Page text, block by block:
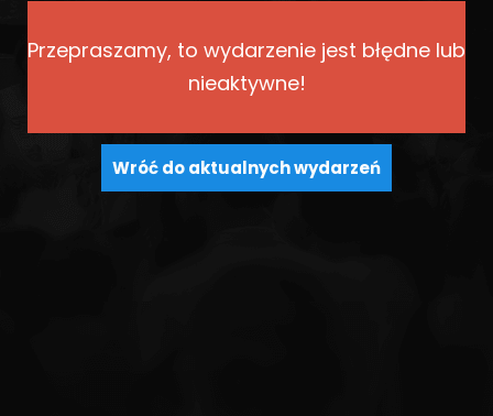
Przepraszamy, to wydarzenie jest błędne lub
nieaktywne!
Wróć do aktualnych wydarzeń